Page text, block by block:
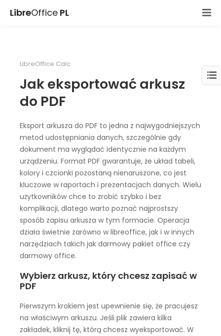
LibreOffice PL
LibreOffice Calc
Jak eksportować arkusz
do PDF
Eksport arkusza do PDF to jedna z najwygodniejszych
metod udostępniania danych, szczególnie gdy
dokument ma wyglądać identycznie na każdym
urządzeniu. Format PDF gwarantuje, że układ tabeli,
kolory i czcionki pozostaną nienaruszone, co jest
kluczowe w raportach i prezentacjach danych. Wielu
użytkowników chce to zrobić szybko i bez
komplikacji, dlatego warto poznać najprostszy
sposób zapisu arkusza w tym formacie. Operacja
działa świetnie zarówno w libreoffice, jak i w innych
narzędziach takich jak darmowy pakiet office czy
darmowy office.
Wybierz arkusz, który chcesz zapisać w
PDF
Pierwszym krokiem jest upewnienie się, że pracujesz
na właściwym arkuszu. Jeśli plik zawiera kilka
zakładek, kliknij tę, którą chcesz wyeksportować. W